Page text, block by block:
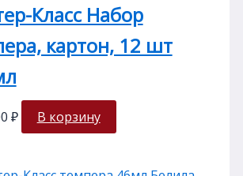
Класс Набор
картон, 12 шт
₽ В корзину